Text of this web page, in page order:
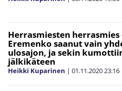
Herrasmiesten herrasmies
Eremenko saanut vain
ulosajon, ja sekin
jälkikäteen
Heikki Kuparinen | 01.11.2020 23:16